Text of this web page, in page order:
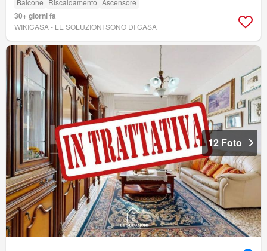
Balcone Riscaldamento Ascensore
30+ giorni fa
WIKICASA - LE SOLUZIONI SONO DI CASA
12 Foto